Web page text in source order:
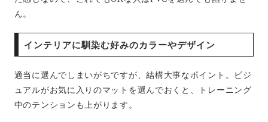
ん。
インテリアに馴染む好みのカラーやデザイン
適当に選んでしまいがちですが、結構大事なポイント。ビジ
ュアルがお気に入りのマットを選んでおくと、トレーニング
中のテンションも上がります。